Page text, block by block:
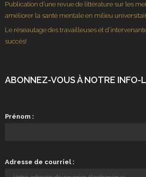
Publication d’une revue de littérature sur les
améliorer la santé mentale en milieu
Le réseautage des travailleuses et
succès!
ABONNEZ-VOUS À NOTRE INFO-
Prénom :
Adresse de courriel :